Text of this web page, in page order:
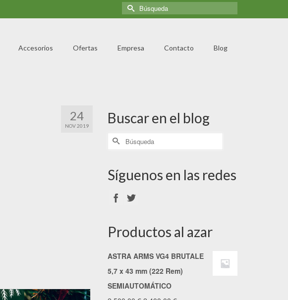
Accesorios Ofertas Empresa Contacto Blog
24
NOV 2019 Buscar en el blog
Síguenos en las redes
Productos al azar
ASTRA ARMS VG4 BRUTALE
5,7 x 43 mm (222 Rem)
SEMIAUTOMÁTICO